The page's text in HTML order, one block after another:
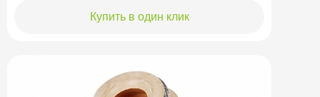
Купить в один клик